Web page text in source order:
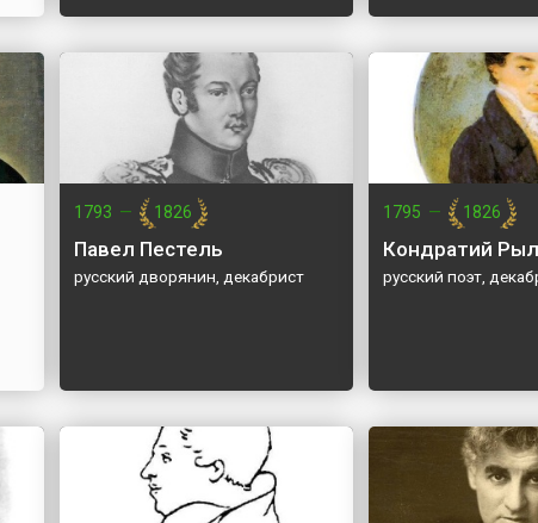
1793 — 1826
Павел Пестель
русский дворянин, декабрист
1795 — 1826
Кондратий
русский поэт,